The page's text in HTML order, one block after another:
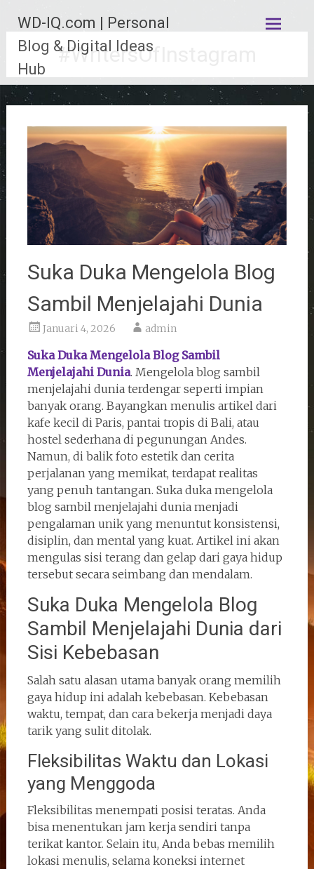
konten
WD-IQ.com | Personal
Blog & Digital Ideas
Hub
#WritersOfInstagram
Suka Duka Mengelola Blog
Sambil Menjelajahi Dunia
Januari 4, 2026 admin
Suka Duka Mengelola Blog Sambil
Menjelajahi Dunia. Mengelola blog sambil
menjelajahi dunia terdengar seperti impian
banyak orang. Bayangkan menulis artikel dari
kafe kecil di Paris, pantai tropis di Bali, atau
hostel sederhana di pegunungan Andes.
Namun, di balik foto estetik dan cerita
perjalanan yang memikat, terdapat realitas
yang penuh tantangan. Suka duka mengelola
blog sambil menjelajahi dunia menjadi
pengalaman unik yang menuntut konsistensi,
disiplin, dan mental yang kuat. Artikel ini akan
mengulas sisi terang dan gelap dari gaya hidup
tersebut secara seimbang dan mendalam.
Suka Duka Mengelola Blog
Sambil Menjelajahi Dunia dari
Sisi Kebebasan
Salah satu alasan utama banyak orang memilih
gaya hidup ini adalah kebebasan. Kebebasan
waktu, tempat, dan cara bekerja menjadi daya
tarik yang sulit ditolak.
Fleksibilitas Waktu dan Lokasi
yang Menggoda
Fleksibilitas menempati posisi teratas. Anda
bisa menentukan jam kerja sendiri tanpa
terikat kantor. Selain itu, Anda bebas memilih
lokasi menulis, selama koneksi internet